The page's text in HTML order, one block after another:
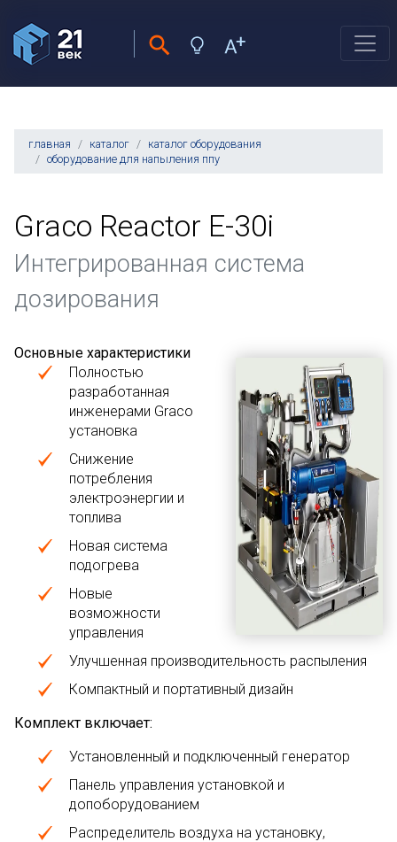
главная каталог
каталог оборудования
оборудование для напыления ппу
Graco Reactor E-30i
Интегрированная система
дозирования
Основные характеристики
Полностью
разработанная
инженерами Graco
установка
Снижение
потребления
электроэнергии и
топлива
Новая система
подогрева
Новые
возможности
управления
Улучшенная производительность распыления
Компактный и портативный дизайн
Комплект включает:
Установленный и подключенный генератор
Панель управления установкой и
допоборудованием
Распределитель воздуха на установку,